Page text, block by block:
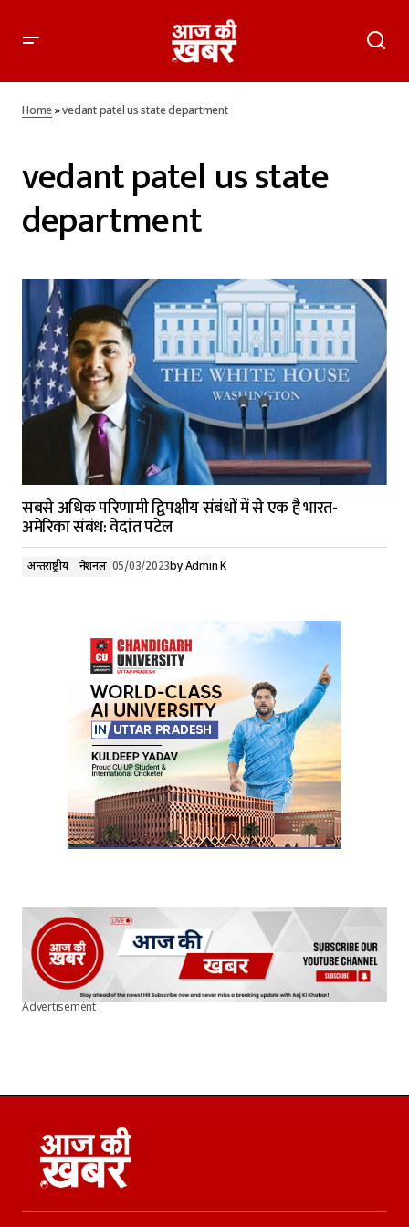
Home»vedant patel us state department
vedant patel us state
department
सबसे अधिक परिणामी द्विपक्षीय संबंधों में से एक है भारत-
अमेरिका संबंध: वेदांत पटेल
अन्तर्राष्ट्रीय नेशनल 05/03/2023by Admin K
Advertisement